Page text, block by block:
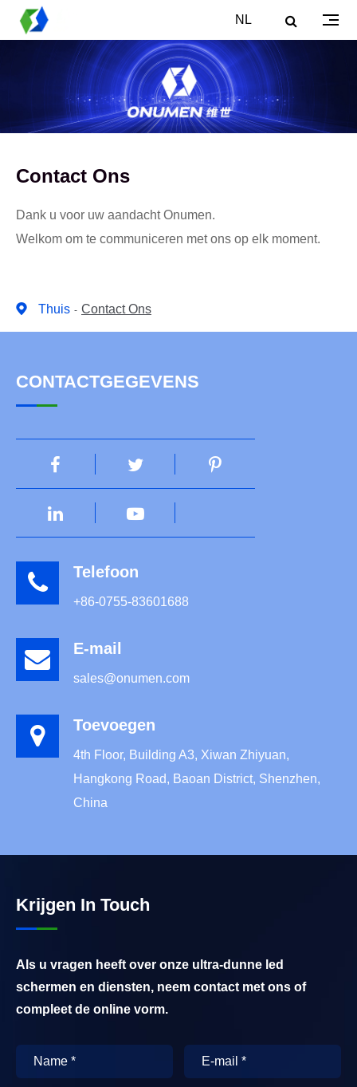
NL
Contact Ons
Dank u voor uw aandacht Onumen.
Welkom om te communiceren met ons op elk moment.
Thuis Contact Ons
CONTACTGEGEVENS
Telefoon
+86-0755-83601688
E-mail
sales@onumen.com
Toevoegen
4th Floor, Building A3, Xiwan Zhiyuan,
Hangkong Road, Baoan District, Shenzhen,
China
Krijgen In Touch
Als u vragen heeft over onze ultra-dunne led
schermen en diensten, neem contact met ons of
compleet de online vorm.